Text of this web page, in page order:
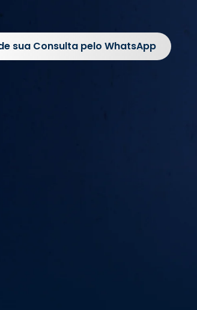
sua Consulta pelo WhatsApp